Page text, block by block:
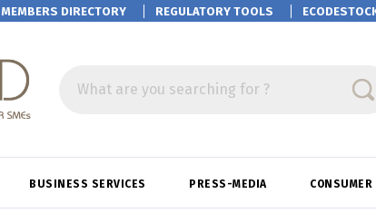
MEMBERS DIRECTORY REGULATORY TOOLS
What are you searching for ?
BUSINESS SERVICES PRESS-MEDIA CONSUMER